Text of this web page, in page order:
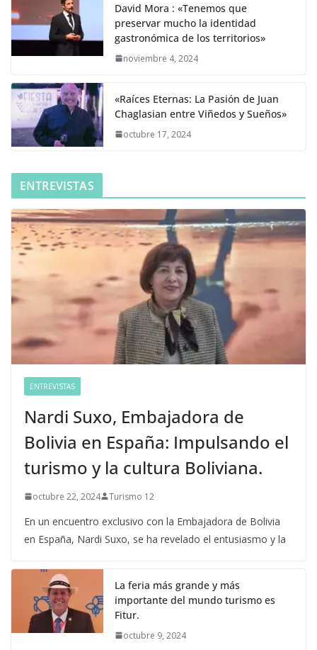
David Mora : «Tenemos que
preservar mucho la identidad
gastronómica de los territorios»
noviembre 4, 2024
«Raíces Eternas: La Pasión de Juan
Chaglasian entre Viñedos y Sueños»
octubre 17, 2024
ENTREVISTAS
ENTREVISTAS
Nardi Suxo, Embajadora de
Bolivia en España: Impulsando el
turismo y la cultura Boliviana.
octubre 22, 2024 Turismo 12
En un encuentro exclusivo con la Embajadora de Bolivia
en España, Nardi Suxo, se ha revelado el entusiasmo y la
La feria más grande y más
importante del mundo turismo es
Fitur.
octubre 9, 2024